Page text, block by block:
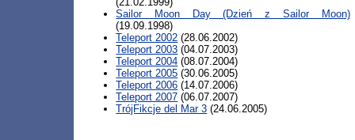
Sailor Moon Day (Dzień z Sailor Moon)
(19.09.1998)
Teleport 2002 (28.06.2002)
Teleport 2003 (04.07.2003)
Teleport 2004 (08.07.2004)
Teleport 2005 (30.06.2005)
Teleport 2006 (14.07.2006)
Teleport 2007 (06.07.2007)
TrójFikcje del Mar 3 (24.06.2005)